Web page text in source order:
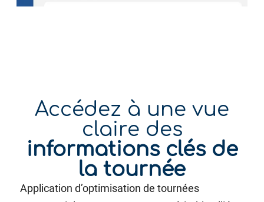
Accédez à une vue
claire des
informations clés de
la tournée
Application d’optimisation de tournées